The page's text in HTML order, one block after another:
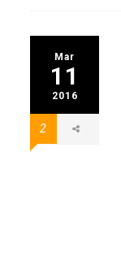
Mar
11
2016
2